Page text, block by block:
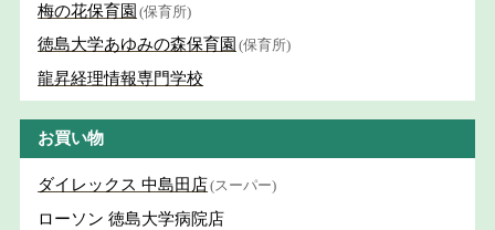
梅の花保育園 (保育所)
徳島大学あゆみの森保育園 (保育所)
龍昇経理情報専門学校
お買い物
ダイレックス 中島田店(スーパー)
ローソン 徳島大学病院店